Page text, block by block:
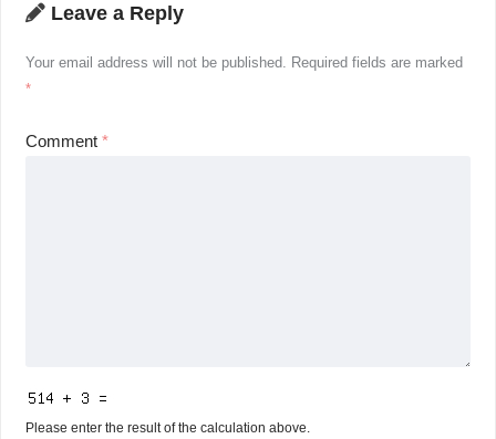
Leave a Reply
Your email address will not be published. Required fields are marked
*
Comment*
Please enter the result of the calculation above.